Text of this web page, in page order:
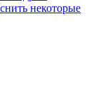
некоторые